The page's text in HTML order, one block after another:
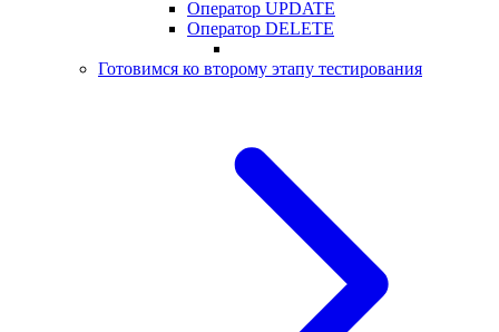
Оператор UPDATE
Оператор DELETE
Готовимся ко второму этапу тестирования